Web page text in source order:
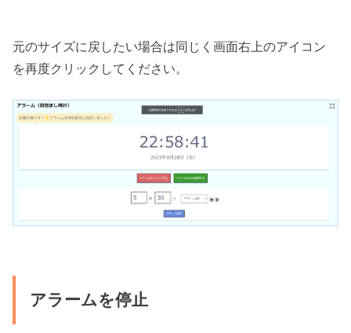
元のサイズに戻したい場合は同じく画面右上のアイコン
を再度クリックしてください。
アラームを停止